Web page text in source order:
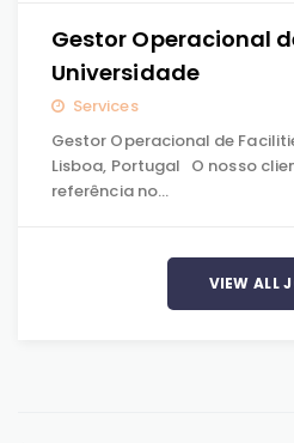
Gestor Operacional
Universidade
Services
Gestor Operacional de
Lisboa, Portugal O nosso
referência no…
VIEW ALL